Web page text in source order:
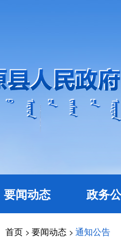
要闻动态 政务
首页 > 要闻动态 > 通知公告